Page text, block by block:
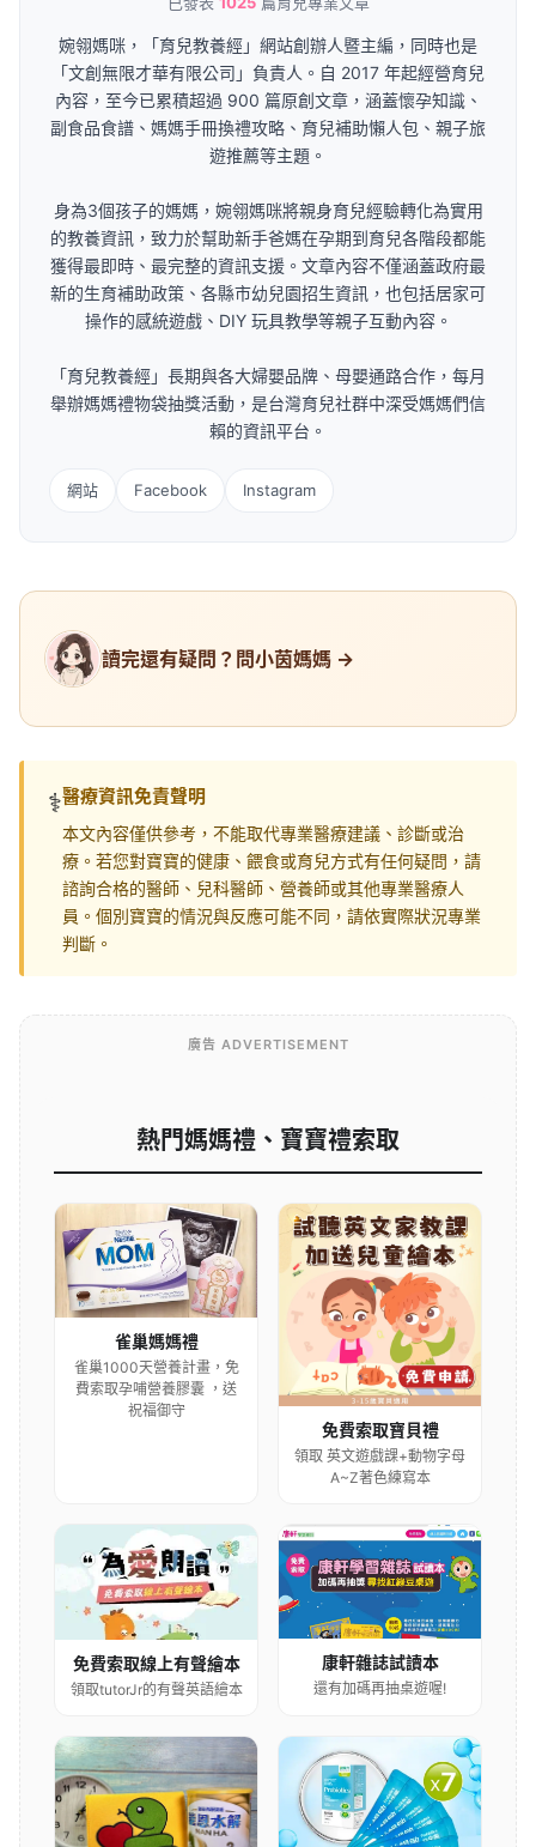
婉翎媽咪，「育兒教養經」網站創辦人暨主編，同時也是
「文創無限才華有限公司」負責人。自 2017 年起經營育兒
內容，至今已累積超過 900 篇原創文章，涵蓋懷孕知識、
副食品食譜、媽媽手冊換禮攻略、育兒補助懶人包、親子旅
遊推薦等主題。
身為3個孩子的媽媽，婉翎媽咪將親身育兒經驗轉化為實用
的教養資訊，致力於幫助新手爸媽在孕期到育兒各階段都能
獲得最即時、最完整的資訊支援。文章內容不僅涵蓋政府最
新的生育補助政策、各縣市幼兒園招生資訊，也包括居家可
操作的感統遊戲、DIY 玩具教學等親子互動內容。
「育兒教養經」長期與各大婦嬰品牌、母嬰通路合作，每月
舉辦媽媽禮物袋抽獎活動，是台灣育兒社群中深受媽媽們信
賴的資訊平台。
網站 Facebook Instagram
讀完還有疑問？問小茵媽媽 →
⚕️醫療資訊免責聲明
本文內容僅供參考，不能取代專業醫療建議、診斷或治
療。若您對寶寶的健康、餵食或育兒方式有任何疑問，請
諮詢合格的醫師、兒科醫師、營養師或其他專業醫療人
員。個別寶寶的情況與反應可能不同，請依實際狀況專業
判斷。
廣告 ADVERTISEMENT
熱門媽媽禮、寶寶禮索取
雀巢媽媽禮
雀巢1000天營養計畫，免
費索取孕哺營養膠囊 ，送
祝福御守
免費索取寶貝禮
領取 英文遊戲課+動物字母
A~Z著色練寫本
免費索取線上有聲繪本
領取tutorJr的有聲英語繪本
康軒雜誌試讀本
還有加碼再抽桌遊喔!